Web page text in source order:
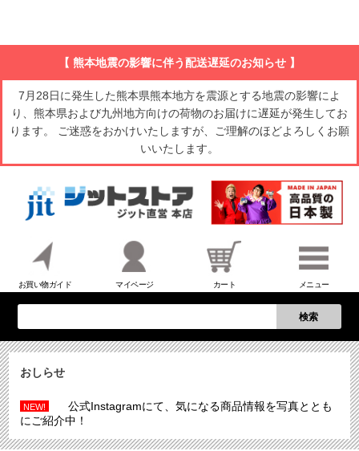
【 熊本地震の影響に伴う配送遅延のお知らせ 】
7月28日に発生した熊本県熊本地方を震源とする地震の影響によ
り、熊本県および九州地方向けの荷物のお届けに遅延が発生してお
ります。 ご迷惑をおかけいたしますが、ご理解のほどよろしくお願
いいたします。
お買い物ガイド マイページ カート メニュー
検索
おしらせ
NEW!
公式Instagramにて、気になる商品情報を写真ととも
にご紹介中！